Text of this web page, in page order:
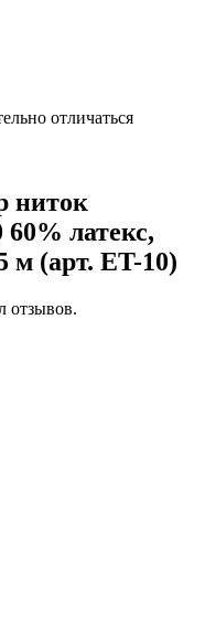
отличаться
ниток
60% латекс,
м (арт. ET-10)
отзывов.